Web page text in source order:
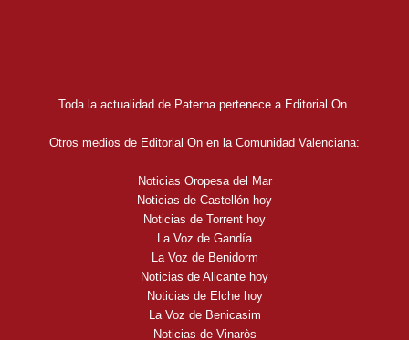
Toda la actualidad de Paterna pertenece a Editorial On.
Otros medios de Editorial On en la Comunidad Valenciana:
Noticias Oropesa del Mar
Noticias de Castellón hoy
Noticias de Torrent hoy
La Voz de Gandía
La Voz de Benidorm
Noticias de Alicante hoy
Noticias de Elche hoy
La Voz de Benicasim
Noticias de Vinaròs